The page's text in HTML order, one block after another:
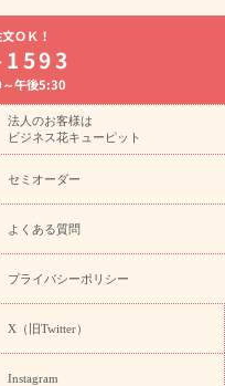
誕生日フラワーギフト特集
・開業祝い
・お悔やみの花
花 胡蝶蘭・花鉢
ひまわり ギフト・プレゼント
のイベント
お盆 花（新
お盆・お供え 花とセットギ
ワー
ひまわり ギフト・プ
暑中見舞い 花のギフト特集
ント特集
花のおすすめランキング
敬
特集
敬老の日 花とセットギ
全てのギフト一覧
キャン
ズ』コラボキャンペーン
ーン
誕生日の花を探す
ーギフト特集
ＯＫ！
午後5:30
法人のお客様は
ビジネス花キューピット
セミオーダー
よくある質問
プライバシーポリシー
X（旧Twitter）
Instagram